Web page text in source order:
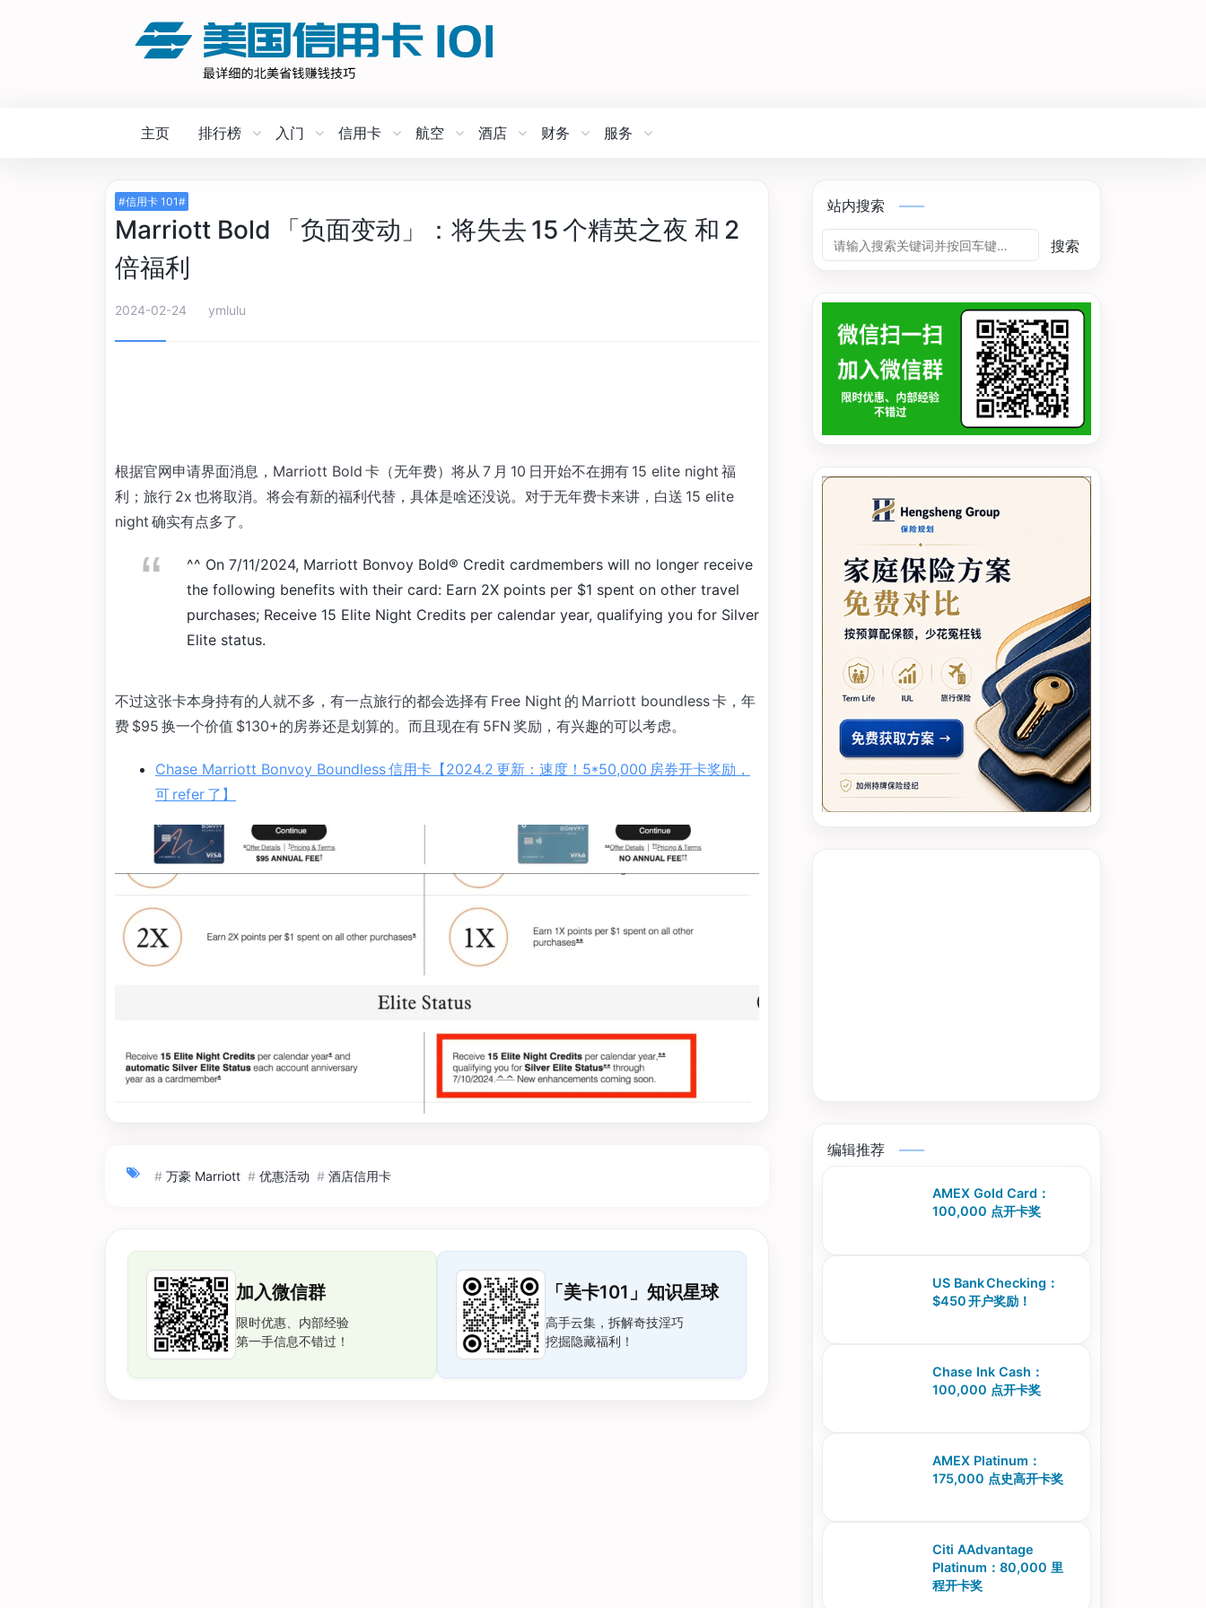
主页 排行榜 入门 信用卡 航空 酒店 财务 服务
#信用卡 101#
Marriott Bold 「负面变动」：将失去 15 个精英之夜 和 2
倍福利
2024-02-24 ymlulu
根据官网申请界面消息，Marriott Bold 卡（无年费）将从 7 月 10 日开始不在拥有 15 elite night 福
利；旅行 2x 也将取消。将会有新的福利代替，具体是啥还没说。对于无年费卡来讲，白送 15 elite
night 确实有点多了。
^^ On 7/11/2024, Marriott Bonvoy Bold® Credit cardmembers will no longer receive
the following benefits with their card: Earn 2X points per $1 spent on other travel
purchases; Receive 15 Elite Night Credits per calendar year, qualifying you for Silver
Elite status.
不过这张卡本身持有的人就不多，有一点旅行的都会选择有 Free Night 的 Marriott boundless 卡，年
费 $95 换一个价值 $130+的房券还是划算的。而且现在有 5FN 奖励，有兴趣的可以考虑。
Chase Marriott Bonvoy Boundless 信用卡【2024.2 更新：速度！5*50,000 房券开卡奖励，
可 refer 了】
# 万豪 Marriott # 优惠活动 # 酒店信用卡
加入微信群
限时优惠、内部经验
第一手信息不错过！
「美卡101」知识星球
高手云集，拆解奇技淫巧
挖掘隐藏福利！
站内搜索
搜索
编辑推荐
AMEX Gold Card：
100,000 点开卡奖
US Bank Checking：
$450 开户奖励！
Chase Ink Cash：
100,000 点开卡奖
AMEX Platinum：
175,000 点史高开卡奖
Citi AAdvantage
Platinum：80,000 里
程开卡奖